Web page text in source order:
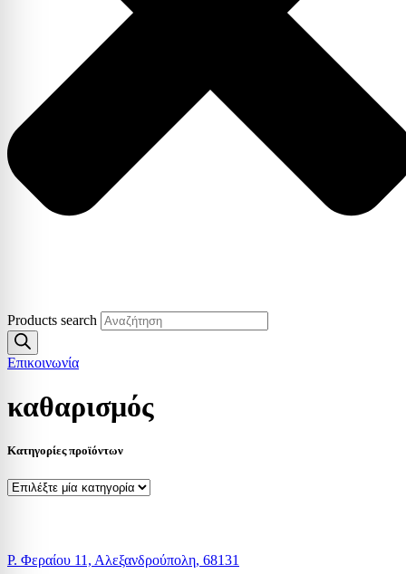
Products search
Επικοινωνία
καθαρισμός
Κατηγορίες προϊόντων
Ρ. Φεραίου 11, Αλεξανδρούπολη, 68131